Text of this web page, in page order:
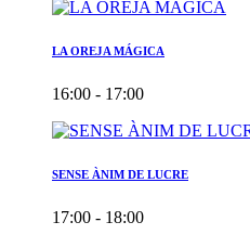
LA OREJA MÁGICA
16:00 - 17:00
SENSE ÀNIM DE LUCRE
17:00 - 18:00